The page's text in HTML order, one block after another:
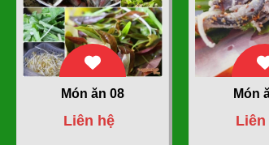
Món ăn 08
Liên hệ
Món
Liên